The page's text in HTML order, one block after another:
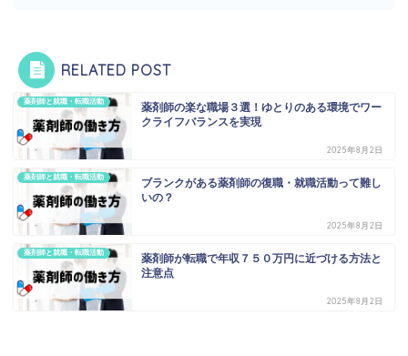
RELATED POST
薬剤師と就職・転職活動
薬剤師の楽な職場３選！ゆとりのある環境でワー
クライフバランスを実現
2025年8月2日
薬剤師と就職・転職活動
ブランクがある薬剤師の復職・就職活動って難し
いの？
2025年8月2日
薬剤師と就職・転職活動
薬剤師が転職で年収７５０万円に近づける方法と
注意点
2025年8月2日